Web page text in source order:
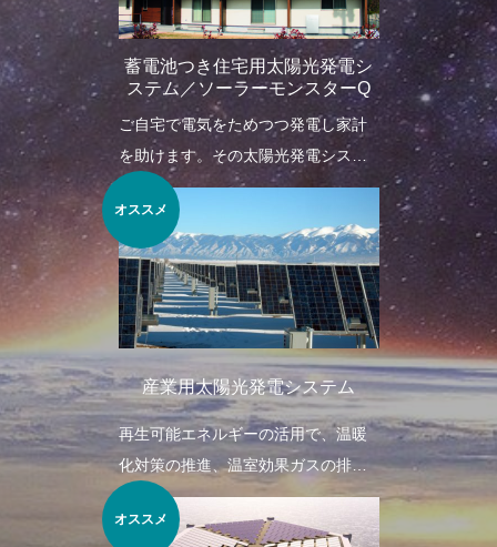
蓄電池つき住宅用太陽光発電シ
ステム／ソーラーモンスターQ
ご自宅で電気をためつつ発電し家計
を助けます。その太陽光発電システ
ムについてご案内。
オススメ
産業用太陽光発電システム
再生可能エネルギーの活用で、温暖
化対策の推進、温室効果ガスの排出
量削減が見込めます。
オススメ